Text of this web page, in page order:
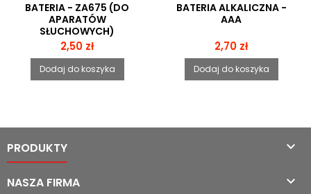
BATERIA - ZA675 (DO
APARATÓW
SŁUCHOWYCH)
Cena
2,50 zł
Dodaj do koszyka
BATERIA ALKALICZNA -
AAA
Cena
2,70 zł
Dodaj do koszyka
PRODUKTY 
NASZA FIRMA 